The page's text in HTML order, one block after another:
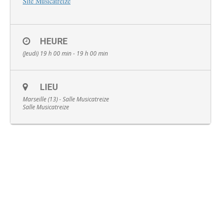
HEURE
(Jeudi) 19 h 00 min - 19 h 00 min
LIEU
Marseille (13) - Salle Musicatreize
Salle Musicatreize